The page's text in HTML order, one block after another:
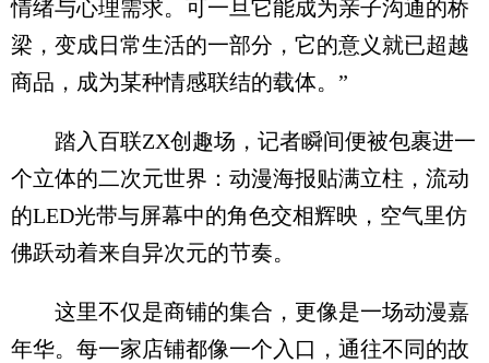
情绪与心理需求。可一旦它能成为亲子沟通的桥
梁，变成日常生活的一部分，它的意义就已超越
商品，成为某种情感联结的载体。”
踏入百联ZX创趣场，记者瞬间便被包裹进一
个立体的二次元世界：动漫海报贴满立柱，流动
的LED光带与屏幕中的角色交相辉映，空气里仿
佛跃动着来自异次元的节奏。
这里不仅是商铺的集合，更像是一场动漫嘉
年华。每一家店铺都像一个入口，通往不同的故